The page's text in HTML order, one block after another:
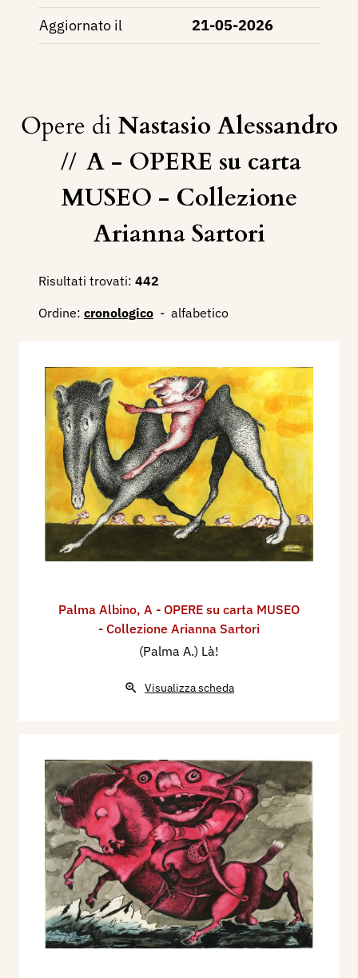
Aggiornato il
21-05-2026
Opere di Nastasio Alessandro
// A - OPERE su carta
MUSEO - Collezione
Arianna Sartori
Risultati trovati: 442
Ordine: cronologico - alfabetico
Palma Albino, A - OPERE su carta MUSEO
- Collezione Arianna Sartori
(Palma A.) Là!
Visualizza scheda